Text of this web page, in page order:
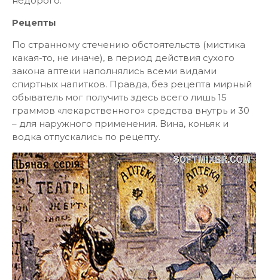
Рецепты
По странному стечению обстоятельств (мистика
какая-то, не иначе), в период действия сухого
закона аптеки наполнялись всеми видами
спиртных напитков. Правда, без рецепта мирный
обыватель мог получить здесь всего лишь 15
граммов «лекарственного» средства внутрь и 30
– для наружного применения. Вина, коньяк и
водка отпускались по рецепту.